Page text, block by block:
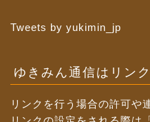
Tweets by yukimin_jp
ゆきみん通信はリン
リンクを行う場合の許可や